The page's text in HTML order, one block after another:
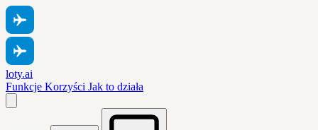
loty.ai
Funkcje Korzyści Jak to działa